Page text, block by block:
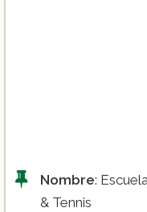
Nombre:
& Tennis